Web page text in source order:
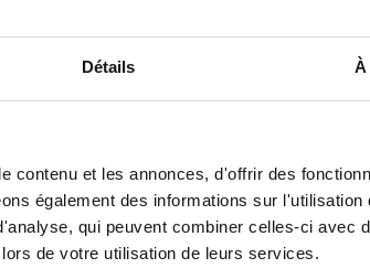
Détails À
contenu et les annonces, d'offrir des
également des informations sur l'utilisation
qui peuvent combiner celles-ci avec
de votre utilisation de leurs services.